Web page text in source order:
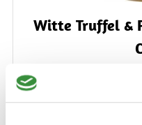
Witte Truffel &
Geniet van de rijke en